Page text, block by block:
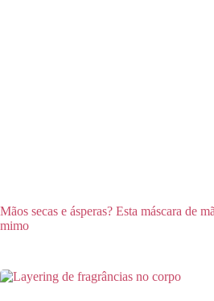
Mãos secas e ásperas? Esta máscara de
mimo